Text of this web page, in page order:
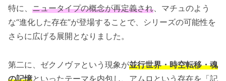
特に、 ニュータイプの概念が再定義され、マチュのよう
な“進化した存在”が登場することで、シリーズの可能性を
さらに広げる展開となりました。
第二に、ゼクノヴァという現象が並行世界・時空転移・魂
の記憶といったテーマを内包し、アムロという存在を「記